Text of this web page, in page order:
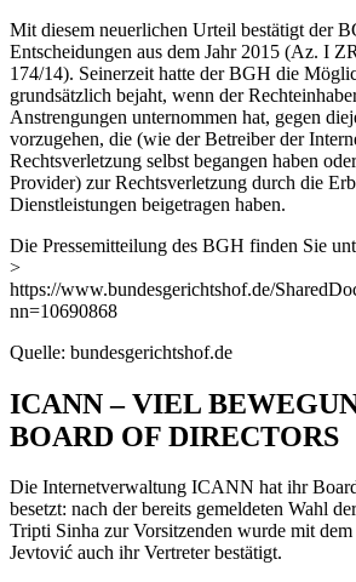
Mit diesem neuerlichen Urteil bestätigt der
Entscheidungen aus dem Jahr 2015 (Az. I
174/14). Seinerzeit hatte der BGH die
grundsätzlich bejaht, wenn der
Anstrengungen unternommen hat, gegen
vorzugehen, die (wie der Betreiber der
Rechtsverletzung selbst begangen haben
Provider) zur Rechtsverletzung durch die
Dienstleistungen beigetragen haben.
Die Pressemitteilung des BGH finden Sie
>
https://www.bundesgerichtshof.de/
nn=10690868
Quelle: bundesgerichtshof.de
ICANN – VIEL
BOARD OF DIRECTORS
Die Internetverwaltung ICANN hat ihr
besetzt: nach der bereits gemeldeten Wahl
Tripti Sinha zur Vorsitzenden wurde mit
Jevtović auch ihr Vertreter bestätigt.